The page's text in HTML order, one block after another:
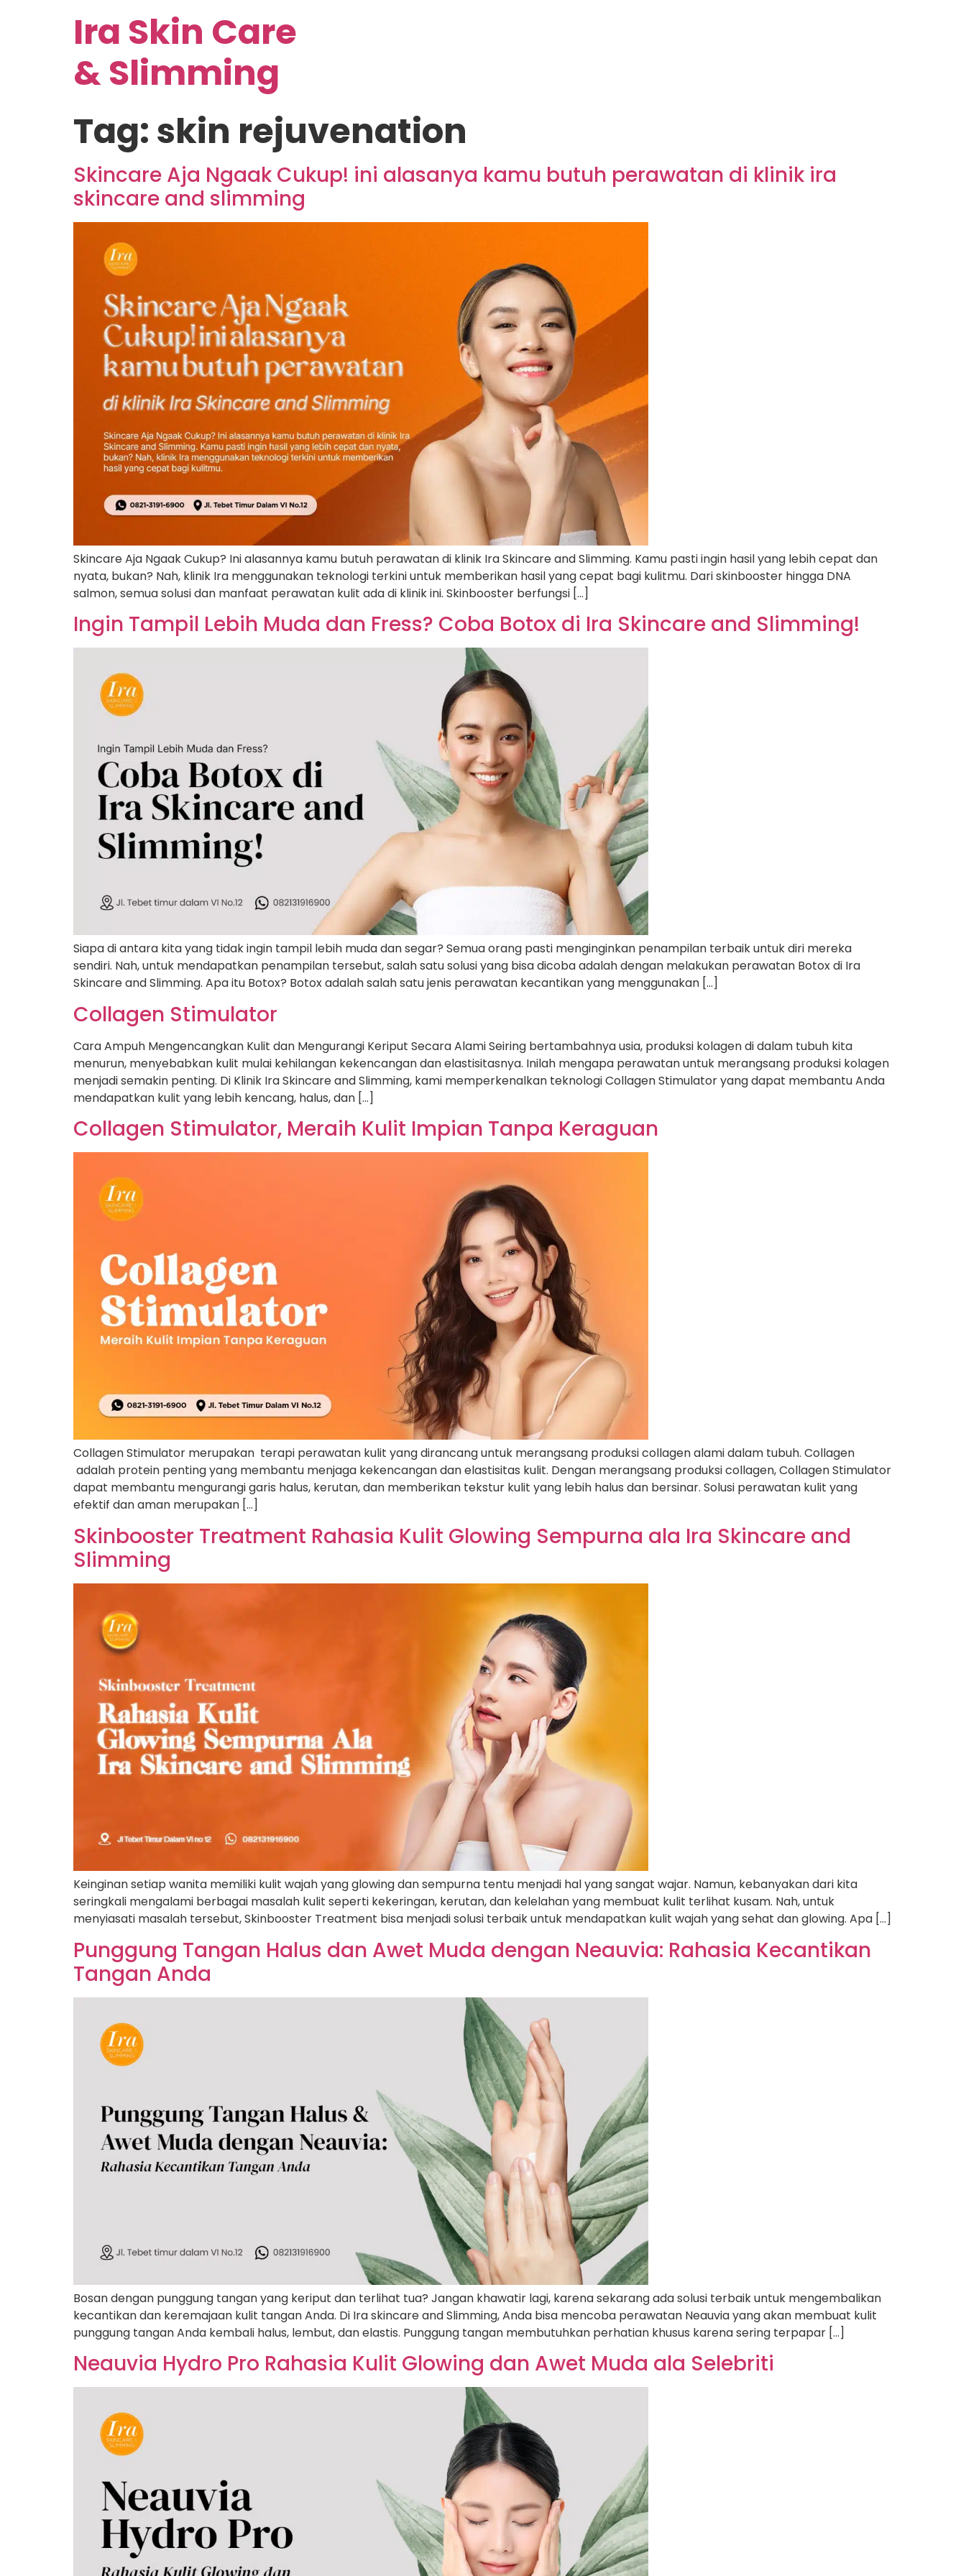
Ira Skin Care
& Slimming
Tag:skin rejuvenation
Skincare Aja Ngaak Cukup! ini alasanya kamu butuh perawatan di klinik ira
skincare and slimming
Skincare Aja Ngaak Cukup? Ini alasannya kamu butuh perawatan di klinik Ira Skincare and Slimming. Kamu pasti ingin hasil yang lebih cepat dan
nyata, bukan? Nah, klinik Ira menggunakan teknologi terkini untuk memberikan hasil yang cepat bagi kulitmu. Dari skinbooster hingga DNA
salmon, semua solusi dan manfaat perawatan kulit ada di klinik ini. Skinbooster berfungsi […]
Ingin Tampil Lebih Muda dan Fress? Coba Botox di Ira Skincare and Slimming!
Siapa di antara kita yang tidak ingin tampil lebih muda dan segar? Semua orang pasti menginginkan penampilan terbaik untuk diri mereka
sendiri. Nah, untuk mendapatkan penampilan tersebut, salah satu solusi yang bisa dicoba adalah dengan melakukan perawatan Botox di Ira
Skincare and Slimming. Apa itu Botox? Botox adalah salah satu jenis perawatan kecantikan yang menggunakan […]
Collagen Stimulator
Cara Ampuh Mengencangkan Kulit dan Mengurangi Keriput Secara Alami Seiring bertambahnya usia, produksi kolagen di dalam tubuh kita
menurun, menyebabkan kulit mulai kehilangan kekencangan dan elastisitasnya. Inilah mengapa perawatan untuk merangsang produksi kolagen
menjadi semakin penting. Di Klinik Ira Skincare and Slimming, kami memperkenalkan teknologi Collagen Stimulator yang dapat membantu Anda
mendapatkan kulit yang lebih kencang, halus, dan […]
Collagen Stimulator, Meraih Kulit Impian Tanpa Keraguan
Collagen Stimulator merupakan terapi perawatan kulit yang dirancang untuk merangsang produksi collagen alami dalam tubuh. Collagen
adalah protein penting yang membantu menjaga kekencangan dan elastisitas kulit. Dengan merangsang produksi collagen, Collagen Stimulator
dapat membantu mengurangi garis halus, kerutan, dan memberikan tekstur kulit yang lebih halus dan bersinar. Solusi perawatan kulit yang
efektif dan aman merupakan […]
Skinbooster Treatment Rahasia Kulit Glowing Sempurna ala Ira Skincare and
Slimming
Keinginan setiap wanita memiliki kulit wajah yang glowing dan sempurna tentu menjadi hal yang sangat wajar. Namun, kebanyakan dari kita
seringkali mengalami berbagai masalah kulit seperti kekeringan, kerutan, dan kelelahan yang membuat kulit terlihat kusam. Nah, untuk
menyiasati masalah tersebut, Skinbooster Treatment bisa menjadi solusi terbaik untuk mendapatkan kulit wajah yang sehat dan glowing. Apa […]
Punggung Tangan Halus dan Awet Muda dengan Neauvia: Rahasia Kecantikan
Tangan Anda
Bosan dengan punggung tangan yang keriput dan terlihat tua? Jangan khawatir lagi, karena sekarang ada solusi terbaik untuk mengembalikan
kecantikan dan keremajaan kulit tangan Anda. Di Ira skincare and Slimming, Anda bisa mencoba perawatan Neauvia yang akan membuat kulit
punggung tangan Anda kembali halus, lembut, dan elastis. Punggung tangan membutuhkan perhatian khusus karena sering terpapar […]
Neauvia Hydro Pro Rahasia Kulit Glowing dan Awet Muda ala Selebriti